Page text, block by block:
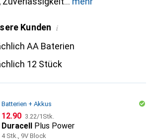
Kunden i
AA Baterien
12 Stück
Batterien + Akkus
CHF
12.90 CHF
3.22/1Stk.
Duracell Plus Power
4 Stk., 9V Block